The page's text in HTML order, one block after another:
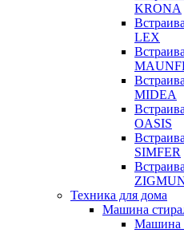
KRONA
LEX
MIDEA
OASIS
SIMFER
Техника для дома
Машина
Машина